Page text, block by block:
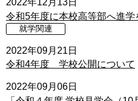
2022年12月13日
令和5年度に本校高等部へ進
就学関連
2022年09月21日
令和4年度 学校公開について
2022年09月06日